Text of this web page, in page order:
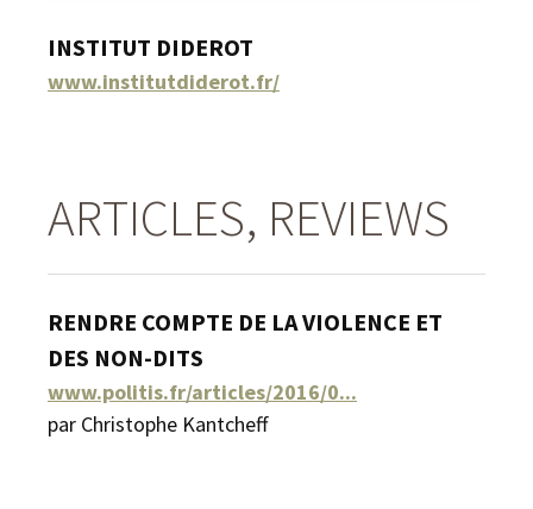
INSTITUT DIDEROT
www.institutdiderot.fr/
ARTICLES, REVIEWS
RENDRE COMPTE DE LA VIOLENCE ET
DES NON-DITS
www.politis.fr/articles/2016/0...
par Christophe Kantcheff